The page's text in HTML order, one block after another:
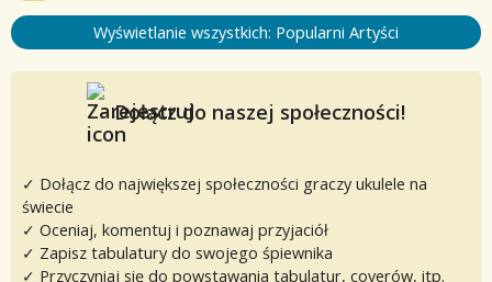
Wyświetlanie wszystkich: Popularni Artyści
Dołącz do naszej społeczności!
✓ Dołącz do największej społeczności graczy ukulele na
świecie
✓ Oceniaj, komentuj i poznawaj przyjaciół
✓ Zapisz tabulatury do swojego śpiewnika
✓ Przyczyniaj się do powstawania tabulatur, coverów, itp.